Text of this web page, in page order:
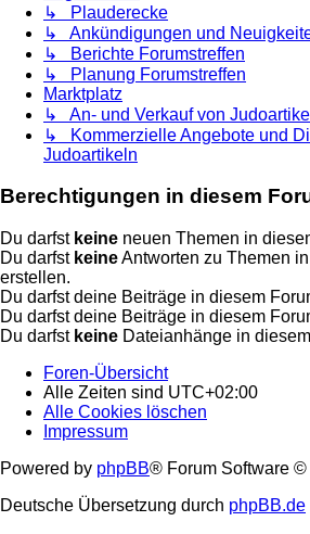
↳ Plauderecke
↳ Ankündigungen und
↳ Berichte Forumstreffen
↳ Planung Forumstreffen
Marktplatz
↳ An- und Verkauf von
↳ Kommerzielle Angebote und
Judoartikeln
Berechtigungen in diesem
Du darfst keine neuen Themen in
Du darfst keineAntworten zu Themen
erstellen.
Du darfst deine Beiträge in diesem
Du darfst deine Beiträge in diesem
Du darfst keine Dateianhänge in
Foren-Übersicht
Alle Zeiten sind UTC+02:00
Alle Cookies löschen
Impressum
Powered by phpBB® Forum Software ©
Deutsche Übersetzung durch phpBB.de